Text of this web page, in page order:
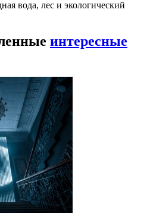
вода, лес и экологический
интересные